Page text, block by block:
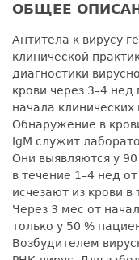
ОБЩЕЕ
Антитела к вирусу
клинической
диагностики
крови через 3–4
начала
Обнаружение в
IgМ служит
Они выявляются у
в течение 1–4 нед
исчезают из крови в
Через 3 мес от
только у 50 %
Возбудителем